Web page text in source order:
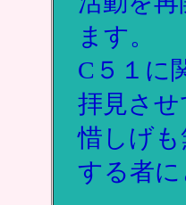
ます。
C５１に
拝見さ
惜しげ
する者